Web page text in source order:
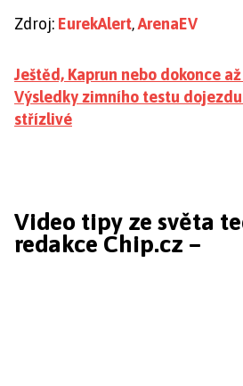
Zdroj: EurekAlert,ArenaEV
Ještěd, Kaprun nebo dokonce
Výsledky zimního testu
střízlivé
Video tipy ze světa
redakce Chip.cz –